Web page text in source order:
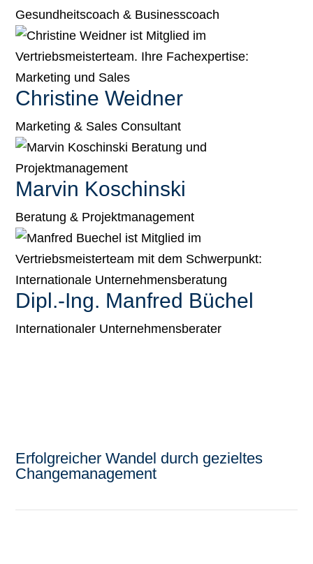
Gesundheitscoach & Businesscoach
Christine Weidner
Marketing & Sales Consultant
Marvin Koschinski
Beratung & Projektmanagement
Dipl.-Ing. Manfred Büchel
Internationaler Unternehmensberater
Erfolgreicher Wandel durch gezieltes
Changemanagement